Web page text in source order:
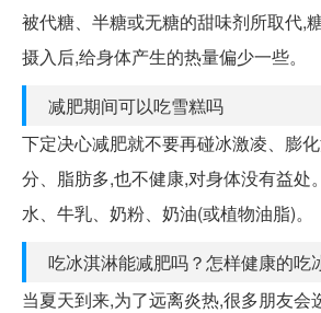
被代糖、半糖或无糖的甜味剂所取代,
摄入后,给身体产生的热量偏少一些。
减肥期间可以吃雪糕吗
下定决心减肥就不要再碰冰激凌、膨
分、脂肪多,也不健康,对身体没有益处
水、牛乳、奶粉、奶油(或植物油脂)。
吃冰淇淋能减肥吗？怎样健康的吃
当夏天到来,为了远离炎热,很多朋友会